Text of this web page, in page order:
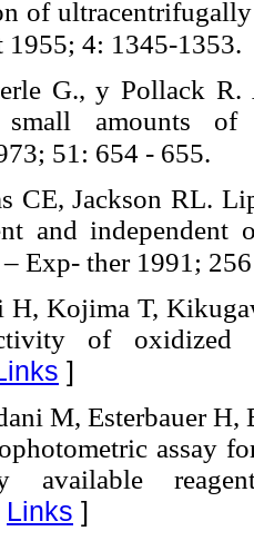
of
1955; 4: 1345-1353.
G., y Pollack
amounts
51: 654 - 655.
CE, Jackson RL.
and
Exp- ther 1991;
H, Kojima T,
of
]
M, Esterbauer H,
assay
available
Links ]